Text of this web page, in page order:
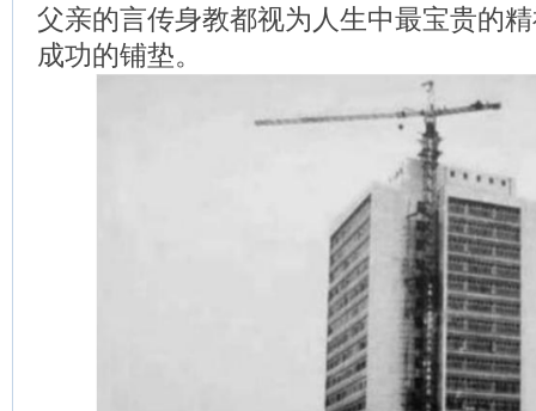
父亲的言传身教都视为人生中最宝贵的
成功的铺垫。